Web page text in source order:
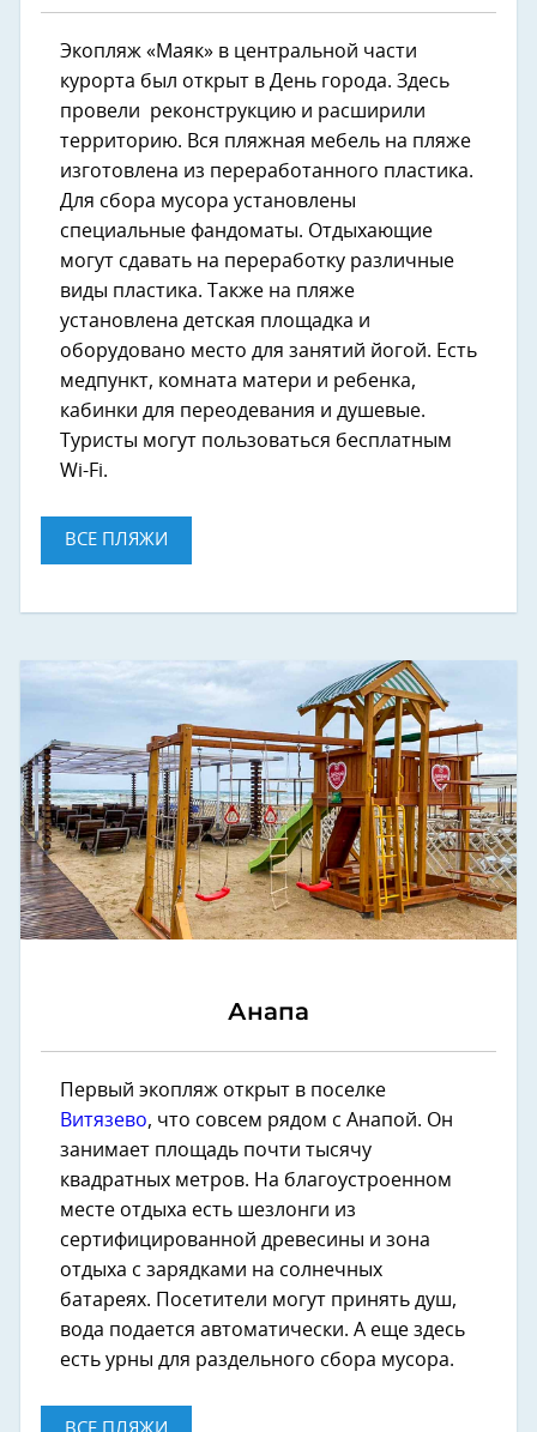
Экопляж «Маяк» в центральной части
курорта был открыт в День города. Здесь
провели реконструкцию и расширили
территорию. Вся пляжная мебель на пляже
изготовлена из переработанного пластика.
Для сбора мусора установлены
специальные фандоматы. Отдыхающие
могут сдавать на переработку различные
виды пластика. Также на пляже
установлена детская площадка и
оборудовано место для занятий йогой. Есть
медпункт, комната матери и ребенка,
кабинки для переодевания и душевые.
Туристы могут пользоваться бесплатным
Wi-Fi.
ВСЕ ПЛЯЖИ
Анапа
Первый экопляж открыт в поселке
Витязево, что совсем рядом с Анапой. Он
занимает площадь почти тысячу
квадратных метров. На благоустроенном
месте отдыха есть шезлонги из
сертифицированной древесины и зона
отдыха с зарядками на солнечных
батареях. Посетители могут принять душ,
вода подается автоматически. А еще здесь
есть урны для раздельного сбора мусора.